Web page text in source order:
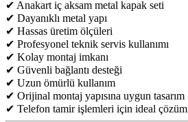
✔ Anakart iç aksam metal kapak seti
✔ Dayanıklı metal yapı
✔ Hassas üretim ölçüleri
✔ Profesyonel teknik servis kullanımı
✔ Kolay montaj imkanı
✔ Güvenli bağlantı desteği
✔ Uzun ömürlü kullanım
✔ Orijinal montaj yapısına uygun tasarım
✔ Telefon tamir işlemleri için ideal çözüm